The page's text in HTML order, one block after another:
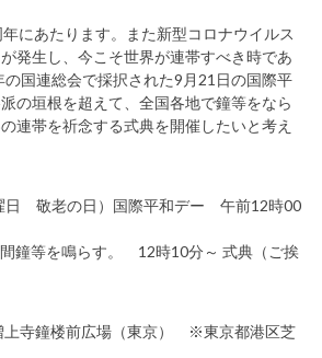
年にあたります。また新型コロナウイルス
発生し、今こそ世界が連帯すべき時であ
の国連総会で採択された9月21日の国際平
の垣根を超えて、全国各地で鐘等をなら
連帯を祈念する式典を開催したいと考え
日 敬老の日）国際平和デー 午前12時00
鳴らす。 12時10分～ 式典（ご挨
寺鐘楼前広場（東京） ※東京都港区芝